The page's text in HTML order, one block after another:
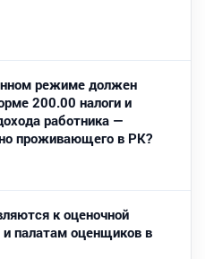
режиме должен
200.00 налоги и
работника —
проживающего в РК?
к оценочной
палатам оценщиков в